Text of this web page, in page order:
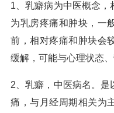
1、乳癖病为中医概念
为乳房疼痛和肿块，一
前，相对疼痛和肿块会
缓解，可能与心理状态、
2、乳癖，中医病名。是
痛，与月经周期相关为